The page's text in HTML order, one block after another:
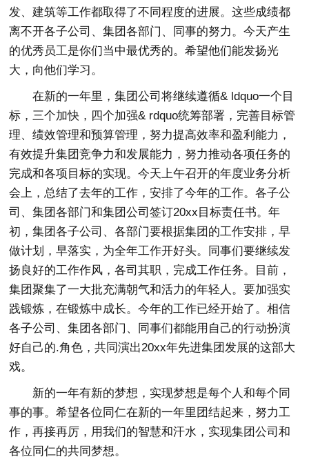
发、建筑等工作都取得了不同程度的进展。这些成绩都
离不开各子公司、集团各部门、同事的努力。今天产生
的优秀员工是你们当中最优秀的。希望他们能发扬光
大，向他们学习。
在新的一年里，集团公司将继续遵循& ldquo一个目
标，三个加快，四个加强& rdquo统筹部署，完善目标管
理、绩效管理和预算管理，努力提高效率和盈利能力，
有效提升集团竞争力和发展能力，努力推动各项任务的
完成和各项目标的实现。今天上午召开的年度业务分析
会上，总结了去年的工作，安排了今年的工作。各子公
司、集团各部门和集团公司签订20xx目标责任书。年
初，集团各子公司、各部门要根据集团的工作安排，早
做计划，早落实，为全年工作开好头。同事们要继续发
扬良好的工作作风，各司其职，完成工作任务。目前，
集团聚集了一大批充满朝气和活力的年轻人。要加强实
践锻炼，在锻炼中成长。今年的工作已经开始了。相信
各子公司、集团各部门、同事们都能用自己的行动扮演
好自己的.角色，共同演出20xx年先进集团发展的这部大
戏。
新的一年有新的梦想，实现梦想是每个人和每个同
事的事。希望各位同仁在新的一年里团结起来，努力工
作，再接再厉，用我们的智慧和汗水，实现集团公司和
各位同仁的共同梦想。